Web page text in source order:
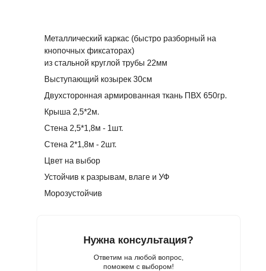
Металлический каркас (быстро разборный на
кнопочных фиксаторах)
из стальной круглой трубы 22мм
Выступающий козырек 30см
Двухсторонная армированная ткань ПВХ 650гр.
Крыша 2,5*2м.
Стена 2,5*1,8м - 1шт.
Стена 2*1,8м - 2шт.
Цвет на выбор
Устойчив к разрывам, влаге и УФ
Морозустойчив
Нужна консультация?
Ответим на любой вопрос,
поможем с выбором!